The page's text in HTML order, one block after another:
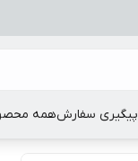
پیگیری سفارشهمه